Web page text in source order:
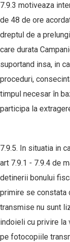
7.9.3 motiveaza
de 48 de ore
dreptul de a
care durata
suportand insa, in
proceduri,
timpul necesar în
participa la
7.9.5. In situatia in
art 7.9.1 - 7.9.4 de
detinerii bonului
primire se constata
transmise nu sunt
indoieli cu privire
pe fotocopiile